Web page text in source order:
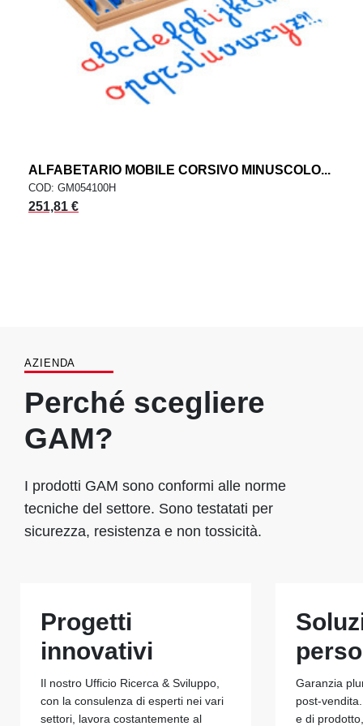
ALFABETARIO MOBILE CORSIVO MINUSCOLO...
COD: GM054100H
251,81 €
AZIENDA
Perché scegliere
GAM?
I prodotti GAM sono conformi alle norme
tecniche del settore. Sono testatati per
sicurezza, resistenza e non tossicità.
Progetti
innovativi
Il nostro Ufficio Ricerca & Sviluppo,
con la consulenza di esperti nei vari
settori, lavora costantemente al
Garanzia
post-
e di